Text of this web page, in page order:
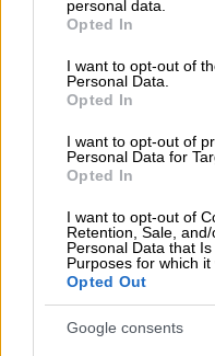
grant or deny consent to
use your data for below
consent section.
personal data.
Opted In
I want to opt-out of
Personal Data.
Opted In
I want to opt-out of
Personal Data for
Opted In
I want to opt-out of
Retention, Sale,
Personal Data that
Purposes for which it
Opted Out
Google consents
Πέρα από την
αγαπημένης»
ένα πολύ όμορφο
την ευκαιρία
προβλήματα
έναν τελείως
της χώρας μας.
Το συγκινητικό